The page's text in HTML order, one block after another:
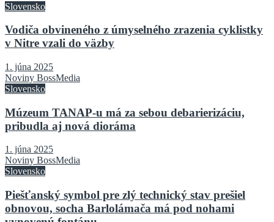
Slovensko
Vodiča obvineného z úmyselného zrazenia cyklistky
v Nitre vzali do väzby
1. júna 2025
Noviny BossMedia
Slovensko
Múzeum TANAP-u má za sebou debarierizáciu,
pribudla aj nová dioráma
1. júna 2025
Noviny BossMedia
Slovensko
Piešťanský symbol pre zlý technický stav prešiel
obnovou, socha Barlolámača má pod nohami